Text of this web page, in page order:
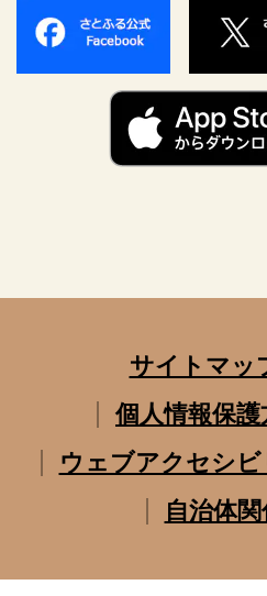
サイトマッ
個人情報保護
ウェブアクセシ
自治体